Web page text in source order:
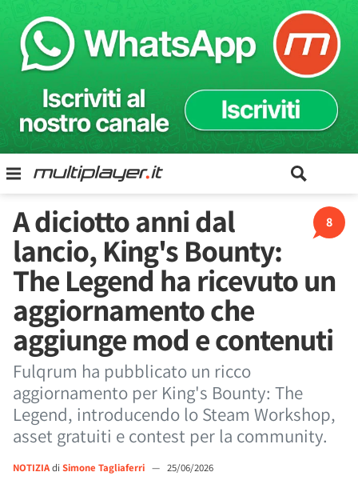
8
A diciotto anni dal
lancio, King's Bounty:
The Legend ha ricevuto un
aggiornamento che
aggiunge mod e contenuti
Fulqrum ha pubblicato un ricco
aggiornamento per King's Bounty: The
Legend, introducendo lo Steam Workshop,
asset gratuiti e contest per la community.
NOTIZIAdi Simone Tagliaferri — 25/06/2026